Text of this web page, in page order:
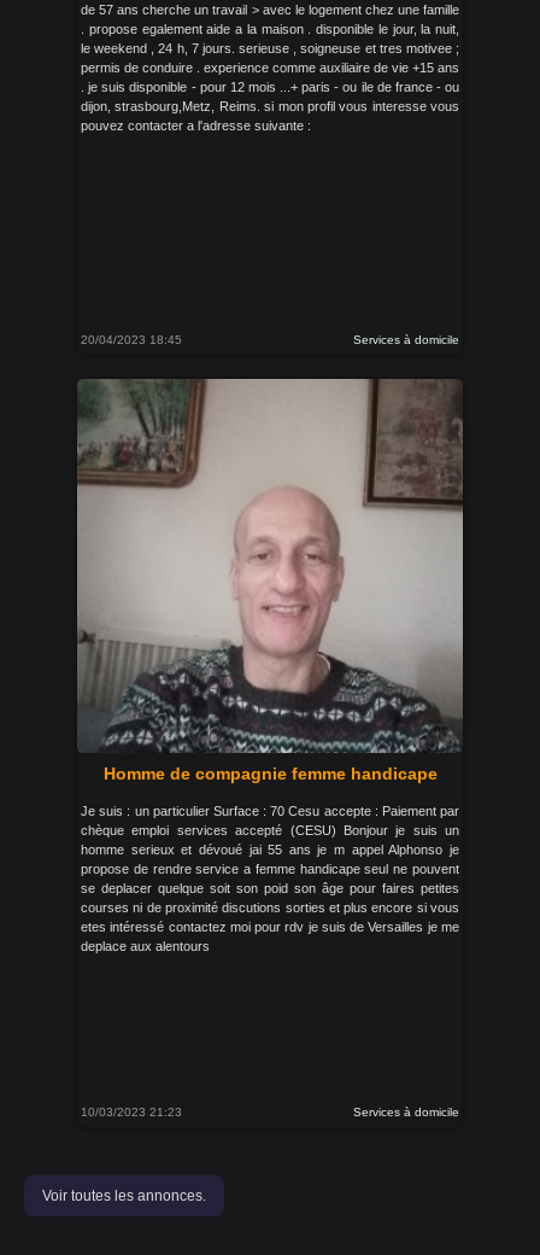
de 57 ans cherche un travail > avec le logement chez une famille
. propose egalement aide a la maison . disponible le jour, la nuit,
le weekend , 24 h, 7 jours. serieuse , soigneuse et tres motivee ;
permis de conduire . experience comme auxiliaire de vie +15 ans
. je suis disponible - pour 12 mois ...+ paris - ou ile de france - ou
dijon, strasbourg,Metz, Reims. si mon profil vous interesse vous
pouvez contacter a l'adresse suivante :
20/04/2023 18:45 Services à domicile
Homme de compagnie femme handicape
Je suis : un particulier Surface : 70 Cesu accepte : Paiement par
chèque emploi services accepté (CESU) Bonjour je suis un
homme serieux et dévoué jai 55 ans je m appel Alphonso je
propose de rendre service a femme handicape seul ne pouvent
se deplacer quelque soit son poid son âge pour faires petites
courses ni de proximité discutions sorties et plus encore si vous
etes intéressé contactez moi pour rdv je suis de Versailles je me
deplace aux alentours
10/03/2023 21:23 Services à domicile
Voir toutes les annonces.